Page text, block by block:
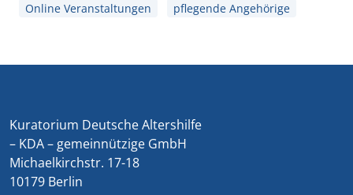
Online Veranstaltungen
pflegende Angehörige
Kuratorium Deutsche Altershilfe
– KDA – gemeinnützige GmbH
Michaelkirchstr. 17-18
10179 Berlin